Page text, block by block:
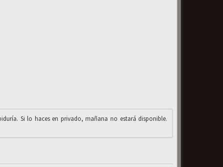
Si lo haces en privado, mañana no estará disponible.